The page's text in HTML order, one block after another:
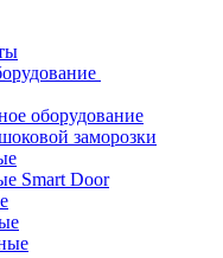
оборудование
заморозки
Smart Door